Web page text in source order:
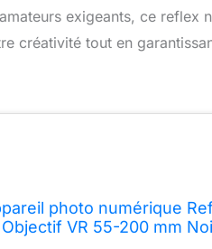
exigeants, ce reflex
créativité tout en
photo numérique
VR 55-200 mm